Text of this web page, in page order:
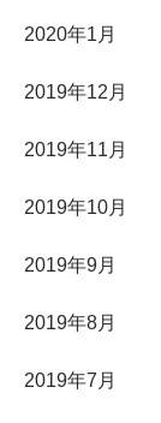
2020年1月
2019年12月
2019年11月
2019年10月
2019年9月
2019年8月
2019年7月